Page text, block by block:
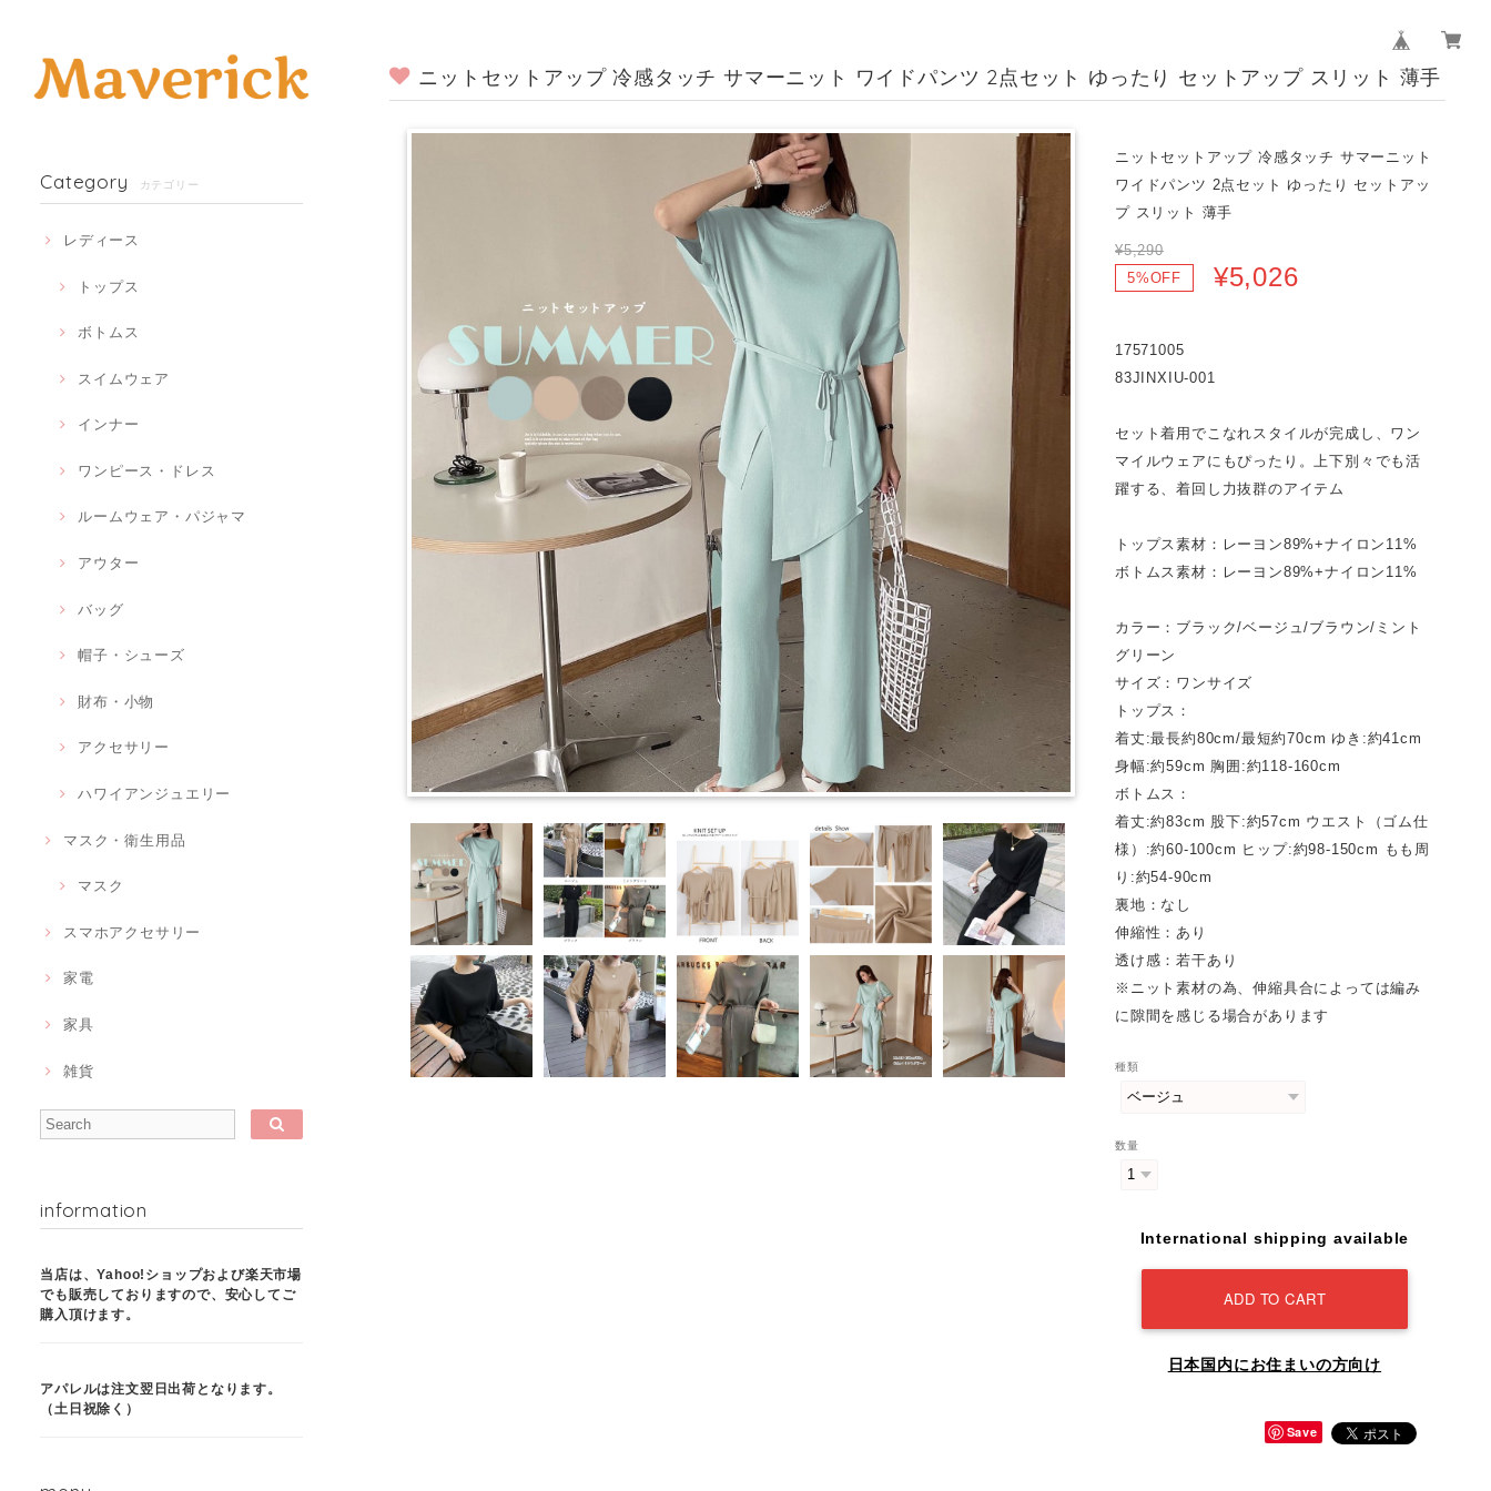
Category カテゴリー
レディース
トップス
ボトムス
スイムウェア
インナー
ワンピース・ドレス
ルームウェア・パジャマ
アウター
バッグ
帽子・シューズ
財布・小物
アクセサリー
ハワイアンジュエリー
マスク・衛生用品
マスク
スマホアクセサリー
家電
家具
雑貨
information
当店は、Yahoo!ショップおよび楽天市場
でも販売しておりますので、安心してご
購入頂けます。
アパレルは注文翌日出荷となります。
（土日祝除く）
ニットセットアップ 冷感タッチ サマーニット ワイドパンツ 2点セット ゆったり セットアップ スリット 薄手
ニットセットアップ 冷感タッチ サマーニット
ワイドパンツ 2点セット ゆったり セットアッ
プ スリット 薄手
¥5,290
5%OFF
¥5,026
17571005
83JINXIU-001
セット着用でこなれスタイルが完成し、ワン
マイルウェアにもぴったり。上下別々でも活
躍する、着回し力抜群のアイテム
トップス素材：レーヨン89%+ナイロン11%
ボトムス素材：レーヨン89%+ナイロン11%
カラー：ブラック/ベージュ/ブラウン/ミント
グリーン
サイズ：ワンサイズ
トップス：
着丈:最長約80cm/最短約70cm ゆき:約41cm
身幅:約59cm 胸囲:約118-160cm
ボトムス：
着丈:約83cm 股下:約57cm ウエスト（ゴム仕
様）:約60-100cm ヒップ:約98-150cm もも周
り:約54-90cm
裏地：なし
伸縮性：あり
透け感：若干あり
※ニット素材の為、伸縮具合によっては編み
に隙間を感じる場合があります
種類
数量
International shipping available
ADD TO CART
日本国内にお住まいの方向け
Save